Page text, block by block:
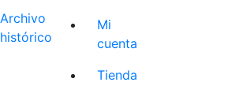
Archivo
histórico
Mi
cuenta
Tienda